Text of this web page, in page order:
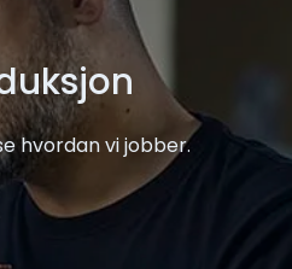
hvordan vi jobber.